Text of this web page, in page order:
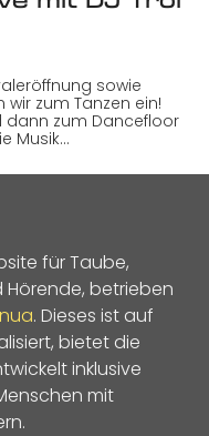
sowie
zum Tanzen ein!
dann zum Dancefloor
Musik…
für Taube,
betrieben
. Dieses ist auf
bietet die
inklusive
mit